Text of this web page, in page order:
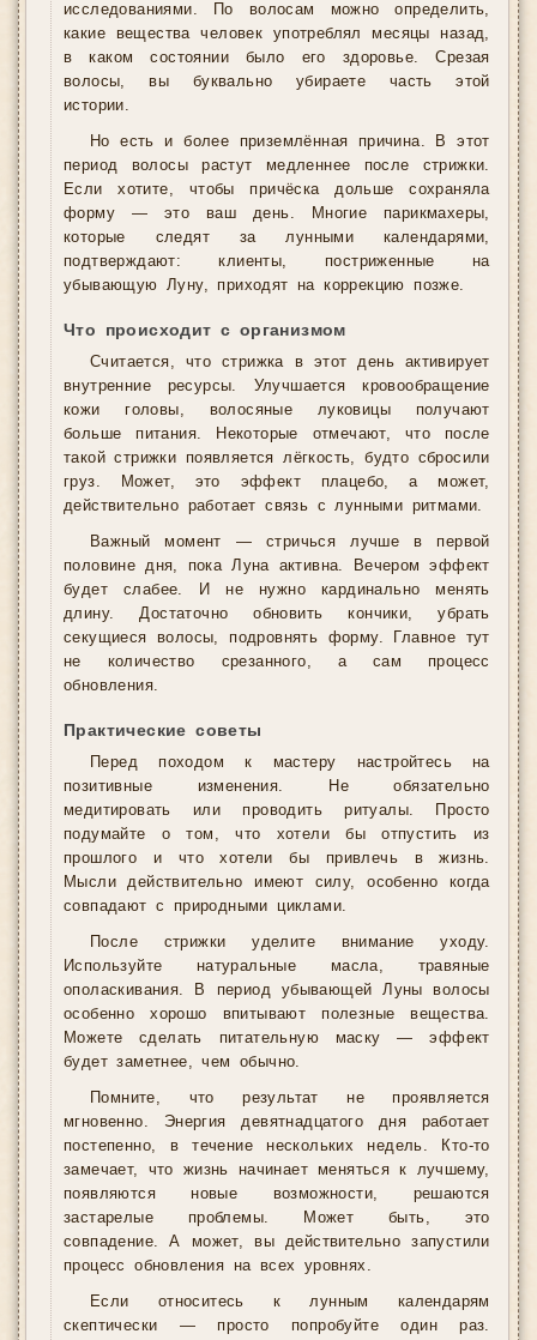
исследованиями. По волосам можно определить,
какие вещества человек употреблял месяцы назад,
в каком состоянии было его здоровье. Срезая
волосы, вы буквально убираете часть этой
истории.
Но есть и более приземлённая причина. В этот
период волосы растут медленнее после стрижки.
Если хотите, чтобы причёска дольше сохраняла
форму — это ваш день. Многие парикмахеры,
которые следят за лунными календарями,
подтверждают: клиенты, постриженные на
убывающую Луну, приходят на коррекцию позже.
Что происходит с организмом
Считается, что стрижка в этот день активирует
внутренние ресурсы. Улучшается кровообращение
кожи головы, волосяные луковицы получают
больше питания. Некоторые отмечают, что после
такой стрижки появляется лёгкость, будто сбросили
груз. Может, это эффект плацебо, а может,
действительно работает связь с лунными ритмами.
Важный момент — стричься лучше в первой
половине дня, пока Луна активна. Вечером эффект
будет слабее. И не нужно кардинально менять
длину. Достаточно обновить кончики, убрать
секущиеся волосы, подровнять форму. Главное тут
не количество срезанного, а сам процесс
обновления.
Практические советы
Перед походом к мастеру настройтесь на
позитивные изменения. Не обязательно
медитировать или проводить ритуалы. Просто
подумайте о том, что хотели бы отпустить из
прошлого и что хотели бы привлечь в жизнь.
Мысли действительно имеют силу, особенно когда
совпадают с природными циклами.
После стрижки уделите внимание уходу.
Используйте натуральные масла, травяные
ополаскивания. В период убывающей Луны волосы
особенно хорошо впитывают полезные вещества.
Можете сделать питательную маску — эффект
будет заметнее, чем обычно.
Помните, что результат не проявляется
мгновенно. Энергия девятнадцатого дня работает
постепенно, в течение нескольких недель. Кто-то
замечает, что жизнь начинает меняться к лучшему,
появляются новые возможности, решаются
застарелые проблемы. Может быть, это
совпадение. А может, вы действительно запустили
процесс обновления на всех уровнях.
Если относитесь к лунным календарям
скептически — просто попробуйте один раз.